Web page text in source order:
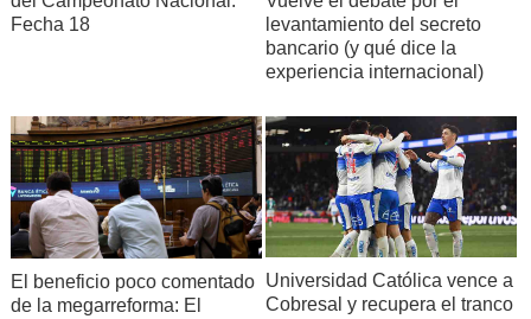
Fecha 18
levantamiento del secreto
bancario (y qué dice la
experiencia internacional)
El beneficio poco comentado
de la megarreforma: El
Universidad Católica vence a
Cobresal y recupera el tranco